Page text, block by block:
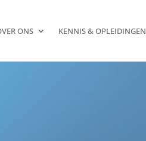
ONS KENNIS & OPLEIDINGEN